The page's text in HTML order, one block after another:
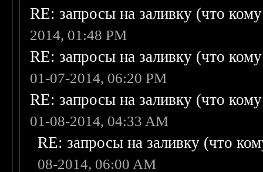
RE: запросы на заливку (что
2014, 01:48 PM
RE: запросы на заливку (что
01-07-2014, 06:20 PM
RE: запросы на заливку (что
01-08-2014, 04:33 AM
RE: запросы на заливку (что
08-2014, 06:00 AM